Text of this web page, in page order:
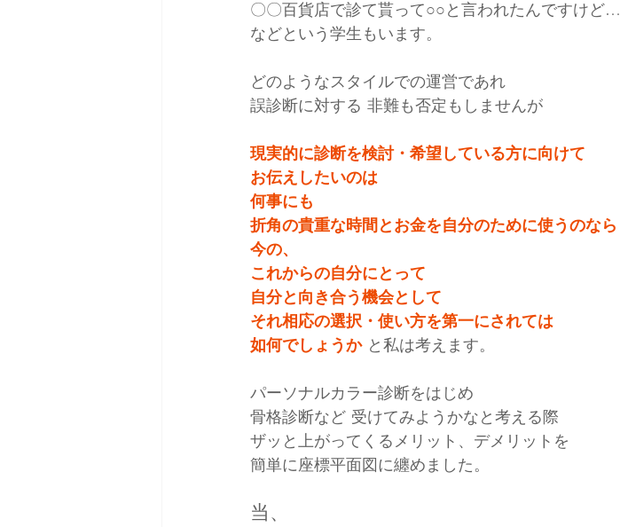
〇〇百貨店で診て貰って○○と言われたんですけど…
などという学生もいます。
どのようなスタイルでの運営であれ
誤診断に対する 非難も否定もしませんが
現実的に診断を検討・希望している方に向けて
お伝えしたいのは
何事にも
折角の貴重な時間とお金を自分のために使うのなら
今の、
これからの自分にとって
自分と向き合う機会として
それ相応の選択・使い方を第一にされては
如何でしょうか と私は考えます。
パーソナルカラー診断をはじめ
骨格診断など 受けてみようかなと考える際
ザッと上がってくるメリット、デメリットを
簡単に座標平面図に纏めました。
当、